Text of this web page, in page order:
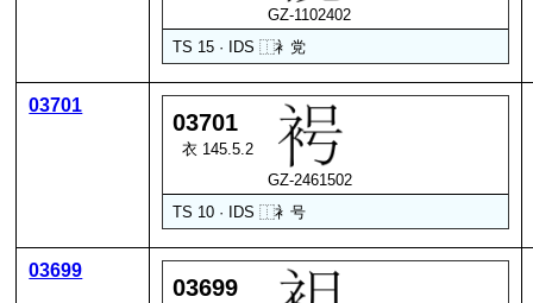
GZ-1102402
TS 15 · IDS⿰衤 党
03701
03701
衣 145.5.2
GZ-2461502
TS 10 · IDS⿰衤号
03699
03699